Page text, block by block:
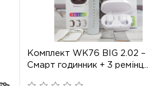
Комплект WK76 BIG 2.02 –
Смарт годинник + 3 ремінц...